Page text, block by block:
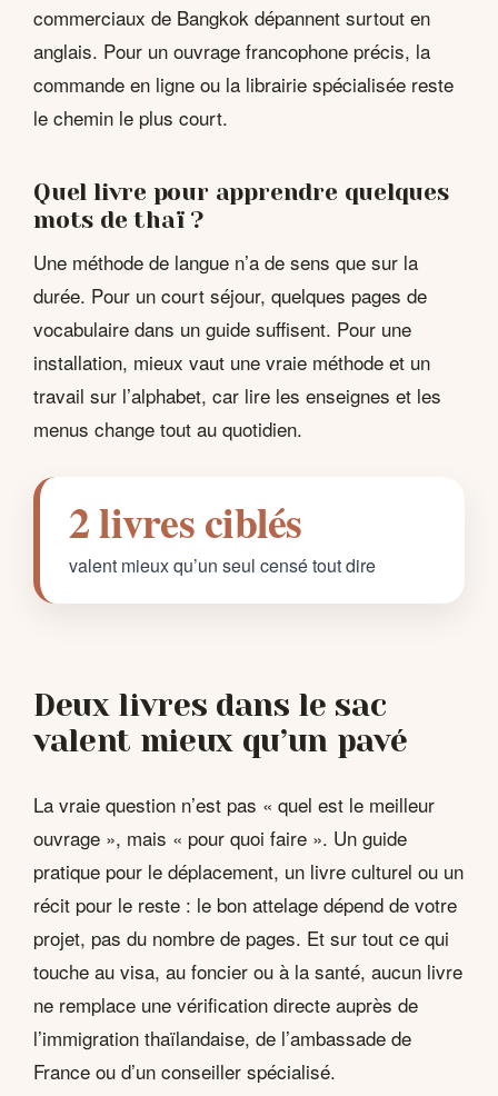
commerciaux de Bangkok dépannent surtout en
anglais. Pour un ouvrage francophone précis, la
commande en ligne ou la librairie spécialisée reste
le chemin le plus court.
Quel livre pour apprendre quelques
mots de thaï ?
Une méthode de langue n’a de sens que sur la
durée. Pour un court séjour, quelques pages de
vocabulaire dans un guide suffisent. Pour une
installation, mieux vaut une vraie méthode et un
travail sur l’alphabet, car lire les enseignes et les
menus change tout au quotidien.
2 livres ciblés
valent mieux qu’un seul censé tout dire
Deux livres dans le sac
valent mieux qu’un pavé
La vraie question n’est pas « quel est le meilleur
ouvrage », mais « pour quoi faire ». Un guide
pratique pour le déplacement, un livre culturel ou un
récit pour le reste : le bon attelage dépend de votre
projet, pas du nombre de pages. Et sur tout ce qui
touche au visa, au foncier ou à la santé, aucun livre
ne remplace une vérification directe auprès de
l’immigration thaïlandaise, de l’ambassade de
France ou d’un conseiller spécialisé.